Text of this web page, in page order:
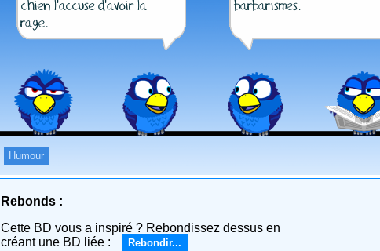
Humour
Rebonds :
Cette BD vous a inspiré ? Rebondissez dessus en
créant une BD liée :
Rebondir...